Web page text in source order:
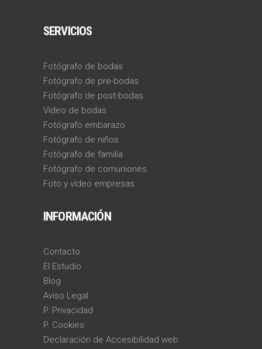
SERVICIOS
Fotógrafo de bodas
Fotógrafo de pre-bodas
Fotógrafo de post-bodas
Vídeo de bodas
Fotógrafo embarazo
Fotógrafo de niños
Fotógrafo de familia
Fotógrafo de comuniones
Foto y vídeo empresas
INFORMACIÓN
Contacto
El Estudio
Blog
Aviso Legal
P. Privacidad
P. Cookies
Declaración de Accesibilidad web